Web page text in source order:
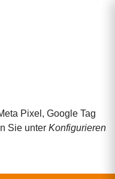
Pixel, Google Tag
Sie unter Konfigurieren